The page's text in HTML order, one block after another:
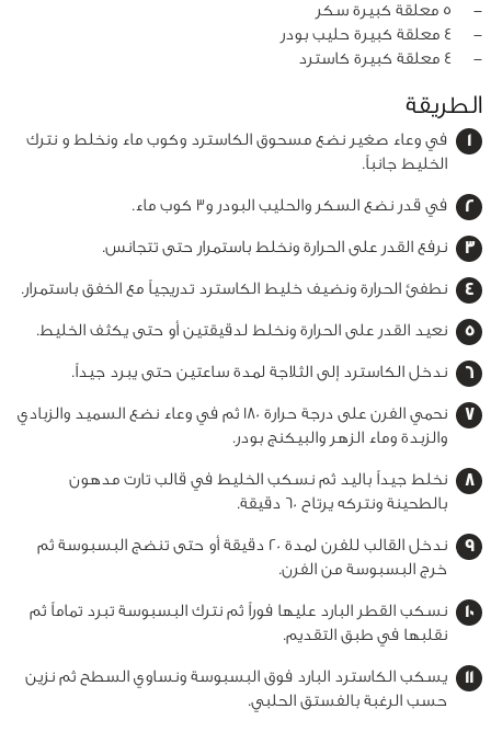
‏-
5 معلقة كبيرة سكر
‏-
4 معلقة كبيرة حليب بودر
‏-
4 معلقة كبيرة كاسترد
الطريقة
في وعاء صغير نضع مسحوق الكاسترد وكوب ماء ونخلط و نترك
الخليط جانباً.
في قدر نضع السكر والحليب البودر و3 كوب ماء.
نرفع القدر على الحرارة ونخلط باستمرار حتى تتجانس.
نطفئ الحرارة ونضيف خليط الكاسترد تدريجياً مع الخفق باستمرار.
نعيد القدر على الحرارة ونخلط لدقيقتين أو حتى يكثف الخليط.
ندخل الكاسترد إلى الثلاجة لمدة ساعتين حتى يبرد جيداً.
نحمي الفرن على درجة حرارة 180 ثم في وعاء نضع السميد والزبادي
والزبدة وماء الزهر والبيكنج بودر.
نخلط جيداً باليد ثم نسكب الخليط في قالب تارت مدهون
بالطحينة ونتركه يرتاح 60 دقيقة.
ندخل القالب للفرن لمدة 20 دقيقة أو حتى تنضج البسبوسة ثم
خرج البسبوسة من الفرن.
نسكب القطر البارد عليها فوراً ثم نترك البسبوسة تبرد تماماً ثم
نقلبها في طبق التقديم.
يسكب الكاسترد البارد فوق البسبوسة ونساوي السطح ثم نزين
حسب الرغبة بالفستق الحلبي.